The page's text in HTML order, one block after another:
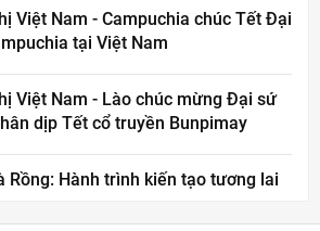
Việt Nam - Campuchia chúc Tết Đại
tại Việt Nam
Việt Nam - Lào chúc mừng Đại sứ
dịp Tết cổ truyền Bunpimay
Rồng: Hành trình kiến tạo tương lai